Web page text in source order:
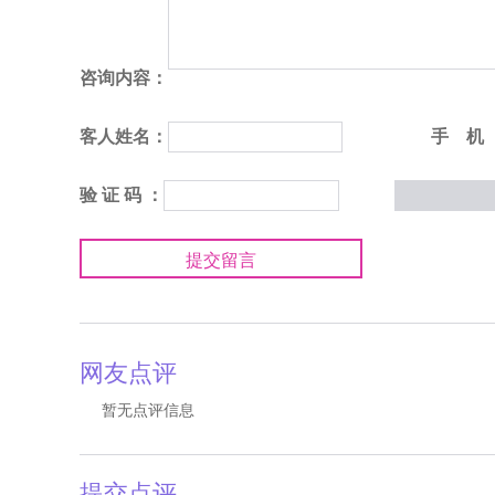
咨询内容：
客人姓名： 手 机
验 证 码 ：
提交留言
网友点评
暂无点评信息